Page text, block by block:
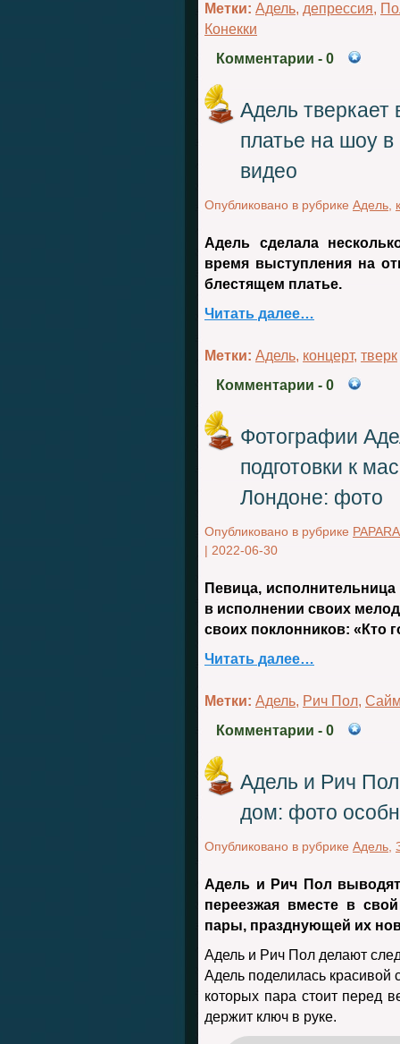
Метки: Адель, депрессия,
Конекки
Комментарии - 0
Адель
платье на шоу
видео
Опубликовано в рубрике Адель
Адель сделала
время выступления на
блестящем платье.
Читать далее…
Метки: Адель, концерт, тверк
Комментарии - 0
Фотографии
подготовки к
Лондоне: фото
Опубликовано в рубрике
| 2022-06-30
Певица, исполнительница
в исполнении своих
своих поклонников: «Кто
Читать далее…
Метки: Адель, Рич Пол,
Комментарии - 0
Адель и Рич
дом: фото
Опубликовано в рубрике Адель
Адель и Рич Пол
переезжая вместе в
пары, празднующей их
Адель и Рич Пол делают
Адель поделилась
которых пара стоит перед
держит ключ в руке.